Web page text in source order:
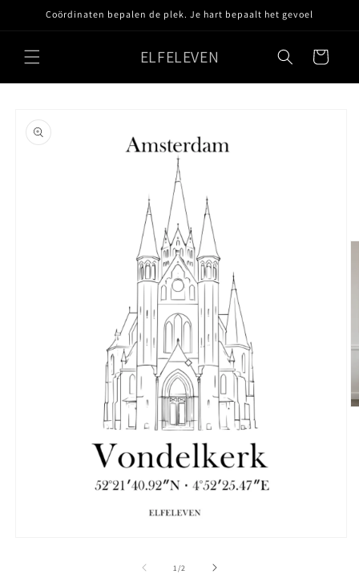
naar de
Coördinaten bepalen de plek. Je hart bepaalt het gevoel
ELFELEVEN Winkelwagen
1 /van
2